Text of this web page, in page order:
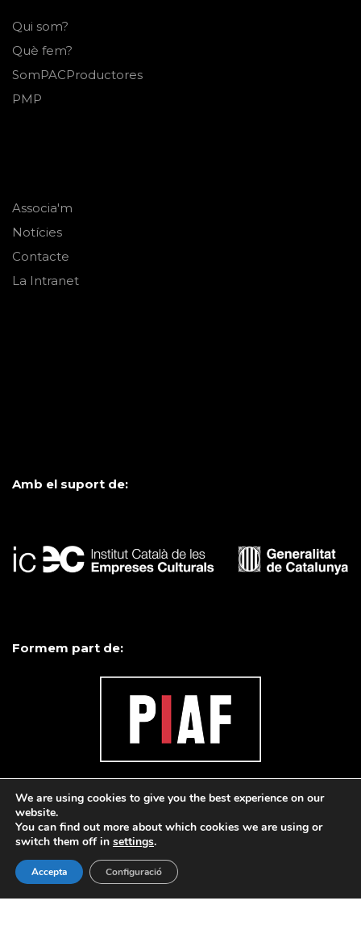
Qui som?
Què fem?
SomPACProductores
PMP
Associa'm
Notícies
Contacte
La Intranet
Amb el suport de:
Formem part de:
We are using cookies to give you the best experience on our
website.
You can find out more about which cookies we are using or
switch them off in settings.
Accepta Configuració